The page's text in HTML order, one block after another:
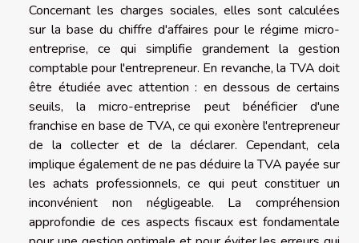
Concernant les charges sociales, elles sont calculées
sur la base du chiffre d'affaires pour le régime micro-
entreprise, ce qui simplifie grandement la gestion
comptable pour l'entrepreneur. En revanche, la TVA doit
être étudiée avec attention : en dessous de certains
seuils, la micro-entreprise peut bénéficier d'une
franchise en base de TVA, ce qui exonère l'entrepreneur
de la collecter et de la déclarer. Cependant, cela
implique également de ne pas déduire la TVA payée sur
les achats professionnels, ce qui peut constituer un
inconvénient non négligeable. La compréhension
approfondie de ces aspects fiscaux est fondamentale